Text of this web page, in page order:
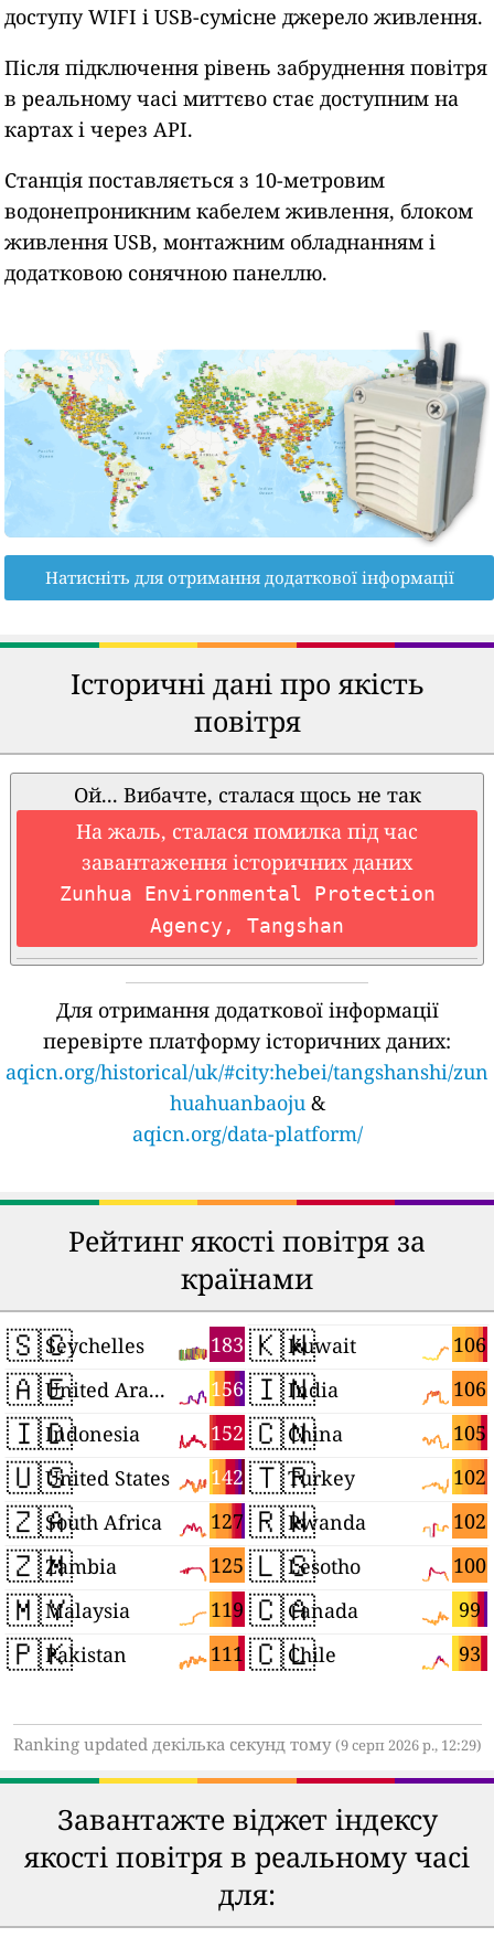
доступу WIFI і USB-сумісне джерело живлення.
Після підключення рівень забруднення повітря
в реальному часі миттєво стає доступним на
картах і через API.
Станція поставляється з 10-метровим
водонепроникним кабелем живлення, блоком
живлення USB, монтажним обладнанням і
додатковою сонячною панеллю.
Натисніть для отримання додаткової інформації
Історичні дані про якість
повітря
Ой... Вибачте, сталася щось не так
На жаль, сталася помилка під час
завантаження історичних даних
Zunhua Environmental Protection
Agency, Tangshan
Для отримання додаткової інформації
перевірте платформу історичних даних:
aqicn.org/historical/uk/#city:hebei/tangshanshi/zun
huahuanbaoju&
aqicn.org/data-platform/
Рейтинг якості повітря за
країнами
🇸🇨 183
Seychelles
🇦🇪 156
United Arab Emirates
🇮🇩 152
Indonesia
🇺🇸 142
United States
🇿🇦 127
South Africa
🇿🇲 125
Zambia
🇲🇾 119
Malaysia
🇵🇰 111
Pakistan
🇰🇼 106
Kuwait
🇮🇳 106
India
🇨🇳 105
China
🇹🇷 102
Turkey
🇷🇼 102
Rwanda
🇱🇸 100
Lesotho
🇨🇦 99
Canada
🇨🇱 93
Chile
Ranking updated декілька секунд тому(9 серп 2026 р., 12:29)
Завантажте віджет індексу
якості повітря в реальному часі
для: